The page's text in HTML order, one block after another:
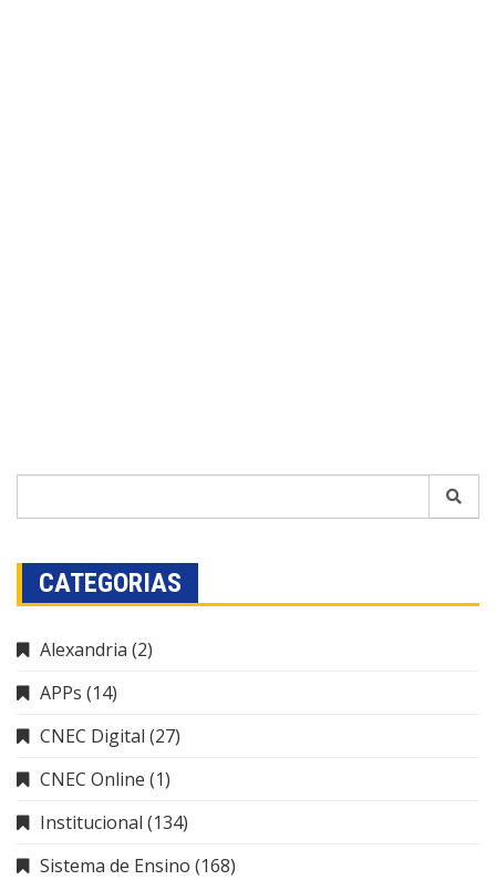
CATEGORIAS
Alexandria (2)
APPs (14)
CNEC Digital (27)
CNEC Online (1)
Institucional (134)
Sistema de Ensino (168)